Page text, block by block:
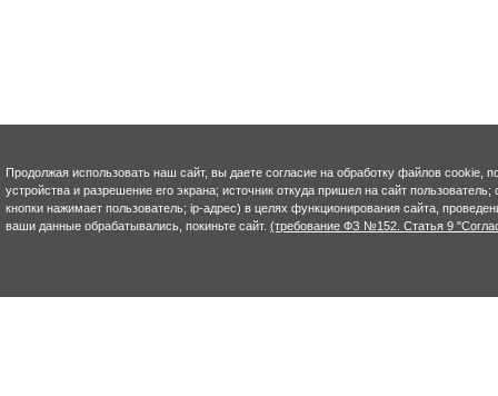
Продолжая использовать наш сайт, вы даете согласие на обработку файлов cookie,
устройства и разрешение его экрана; источник откуда пришел на сайт
кнопки нажимает пользователь; ip-адрес) в целях функционирования сайта,
ваши данные обрабатывались, покиньте сайт. (требование ФЗ №152. Статья 9